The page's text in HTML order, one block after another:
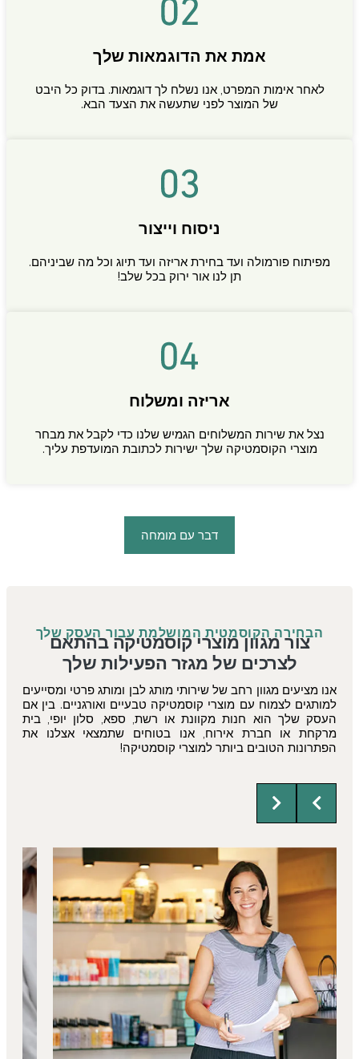
אמת את הדוגמאות שלך
לאחר אימות המפרט, אנו נשלח לך דוגמאות. בדוק כל היבט
של המוצר לפני שתעשה את הצעד הבא.
ניסוח וייצור
מפיתוח פורמולה ועד בחירת אריזה ועד תיוג וכל מה שביניהם.
תן לנו אור ירוק בכל שלב!
אריזה ומשלוח
נצל את שירות המשלוחים הגמיש שלנו כדי לקבל את מבחר
מוצרי הקוסמטיקה שלך ישירות לכתובת המועדפת עליך.
דבר עם מומחה
הבחירה הקוסמטית המושלמת עבור העסק שלך
צור מגוון מוצרי קוסמטיקה בהתאם
לצרכים של מגזר הפעילות שלך
אנו מציעים מגוון רחב של שירותי מותג לבן ומותג פרטי ומסייעים
למותגים לצמוח עם מוצרי קוסמטיקה טבעיים ואורגניים. בין אם
העסק שלך הוא חנות מקוונת או רשת, ספא, סלון יופי, בית
מרקחת או חברת אירוח, אנו בטוחים שתמצאי אצלנו את
הפתרונות הטובים ביותר למוצרי קוסמטיקה!